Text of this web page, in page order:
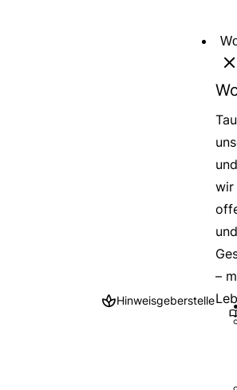
wir
–
Hinweisgeberstelle